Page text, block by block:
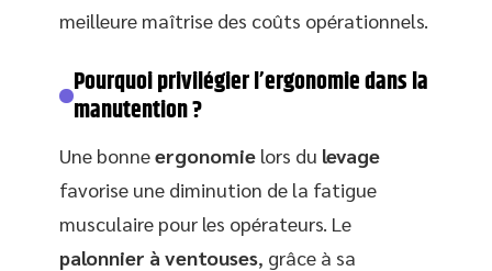
meilleure maîtrise des coûts opérationnels.
Pourquoi privilégier l’ergonomie dans la
manutention ?
Une bonneergonomie lors du levage
favorise une diminution de la fatigue
musculaire pour les opérateurs. Le
palonnier à ventouses, grâce à sa